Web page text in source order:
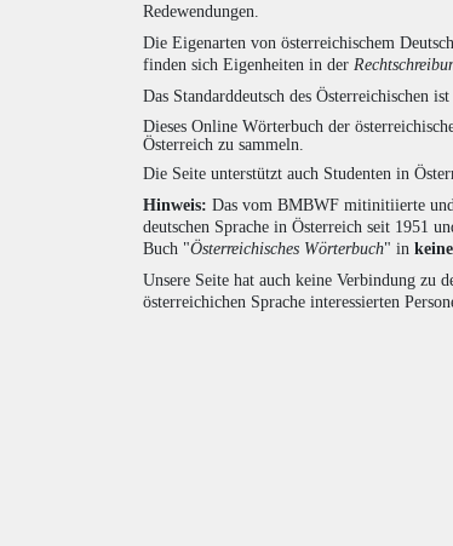
Redewendungen.
Die Eigenarten von österreichischem
finden sich Eigenheiten in der
Das Standarddeutsch des Österreichischen
Dieses Online Wörterbuch der
Österreich zu sammeln.
Die Seite unterstützt auch Studenten in
Hinweis: Das vom BMBWF mitinitiierte
deutschen Sprache in Österreich seit 1951
Buch "Österreichisches Wörterbuch" in
Unsere Seite hat auch keine Verbindung zu
österreichichen Sprache interessierten